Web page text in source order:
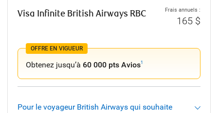
Visa Infinite British Airways RBC Frais annuels :
165 $
OFFRE EN VIGUEUR
Obtenez jusqu’à 60 000 pts Avios1
Pour le voyageur British Airways qui souhaite